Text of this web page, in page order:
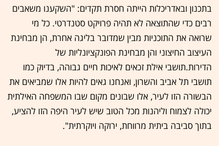
בתכנון ובאדריכלות הייתה חסרת תקדים: "השקענו משאבים
רבים כדי שהתוצאה לא תהיה פרויקט סטנדרטי. כל מי
שרואה את התוכניות מבין שמדובר בליגה אחרת, הן מבחינת
העיצוב החיצוני והן מבחינת הפונקציונליות של
הדירות.תושבי אילת זכאים לאיכות חיים גבוהה, בדיוק כמו
תושבי תל אביב והשרון, ואנחנו גאים להיות אלו שמביאים את
הבשורה הזו לעיר, אלו שבונים מקום שבו המשפחה האילתית
יכולה לצמוח וליהנות מכל הטוב שיש לעיר היפה הזו להציע,
בתוך סביבה ביתית מרווחת, ירוקה ויוקרתית".